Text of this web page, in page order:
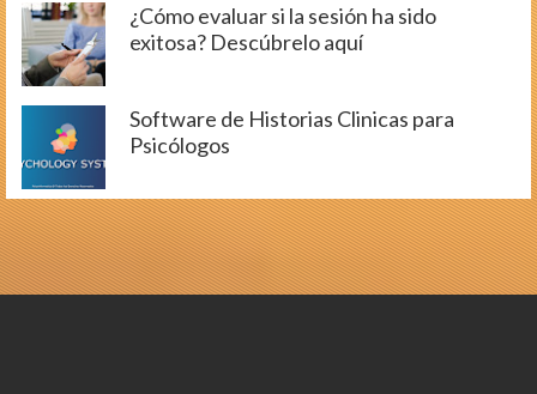
¿Cómo evaluar si la sesión ha sido
exitosa? Descúbrelo aquí
Software de Historias Clinicas para
Psicólogos